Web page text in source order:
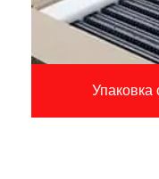
Упаковка